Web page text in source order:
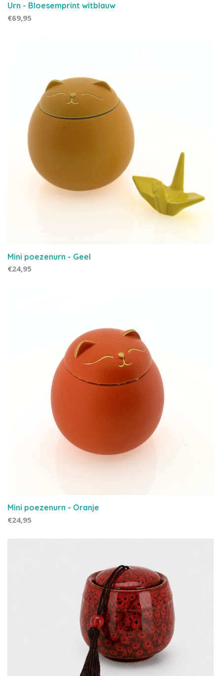
Urn - Bloesemprint witblauw
€69,95
Mini poezenurn - Geel
€24,95
Mini poezenurn - Oranje
€24,95